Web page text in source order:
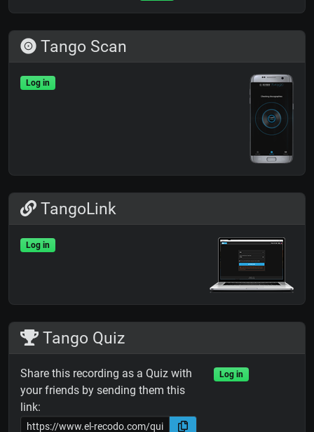
Tango Scan
Log in
TangoLink
Log in
Tango Quiz
Share this recording as a Quiz with
your friends by sending them this
link:
Log in